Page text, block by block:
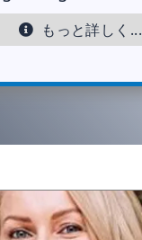
もっと詳しく...